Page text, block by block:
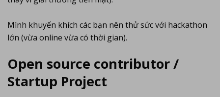
Mình khuyến khích các bạn nên thử sức với hackathon
lớn (vừa online vừa có thời gian).
Open source contributor /
Startup Project